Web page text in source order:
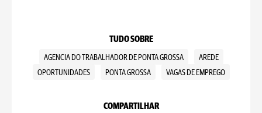
TUDO SOBRE
AGENCIA DO TRABALHADOR DE PONTA GROSSA
AREDE
OPORTUNIDADES
PONTA GROSSA VAGAS DE EMPREGO
COMPARTILHAR